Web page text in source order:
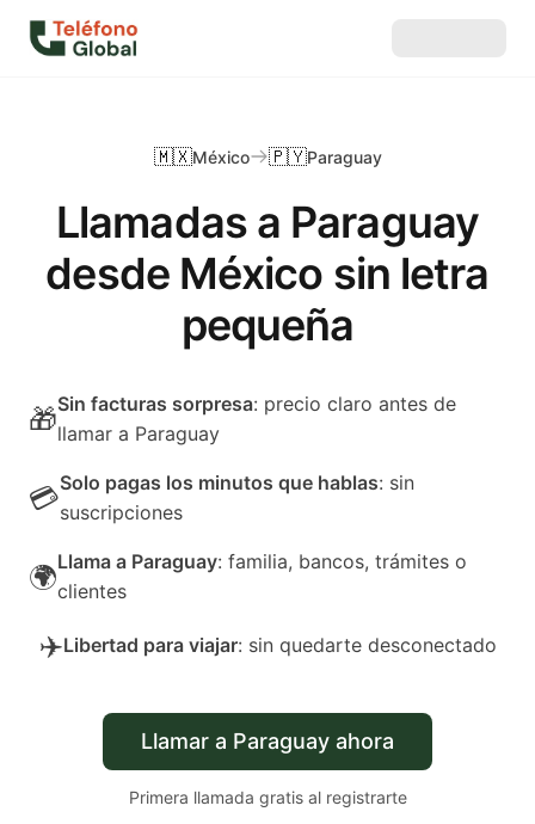
Llamadas a Paraguay
desde México sin letra
pequeña
🇲🇽México 🇵🇾Paraguay
🎁Sin facturas sorpresa: precio claro antes de
llamar a Paraguay
💳Solo pagas los minutos que hablas: sin
suscripciones
🌍Llama a Paraguay: familia, bancos, trámites o
clientes
✈️Libertad para viajar: sin quedarte desconectado
Llamar a Paraguay ahora
Primera llamada gratis al registrarte